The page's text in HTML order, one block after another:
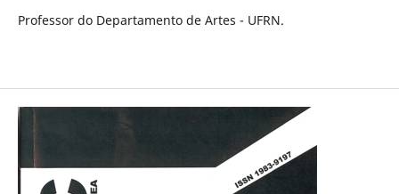
Professor do Departamento de Artes - UFRN.